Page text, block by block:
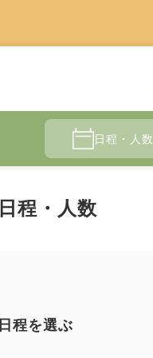
日程・人数
日程・人数
日程を選ぶ